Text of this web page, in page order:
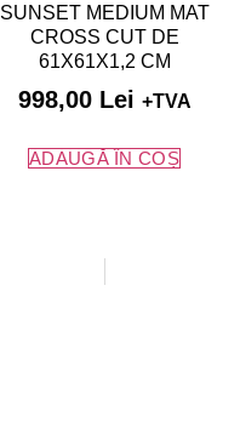
SUNSET MEDIUM MAT
CROSS CUT DE
61X61X1,2 CM
998,00 Lei +TVA
ADAUGĂ ÎN COȘ